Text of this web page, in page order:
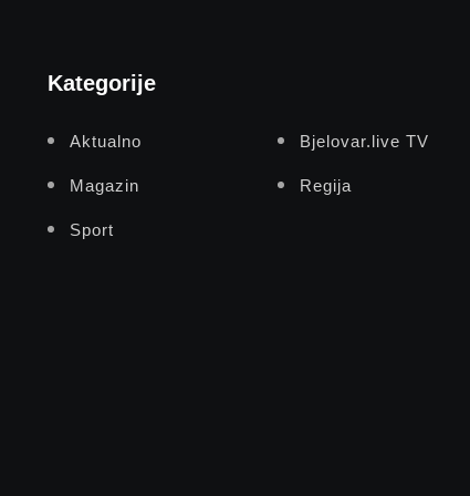
Kategorije
Aktualno Bjelovar.live TV
Magazin Regija
Sport